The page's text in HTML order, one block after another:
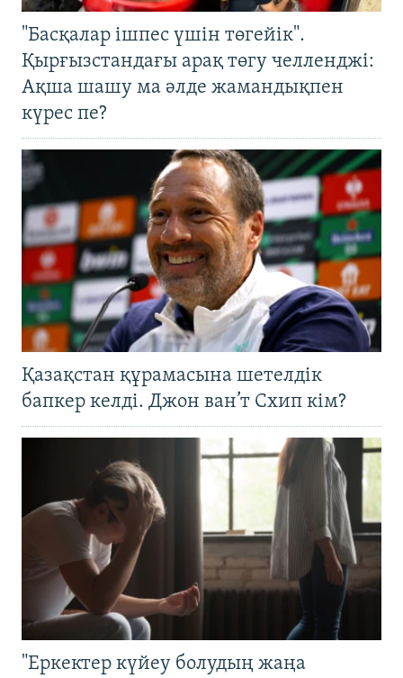
"Басқалар ішпес үшін төгейік".
Қырғызстандағы арақ төгу челленджі:
Ақша шашу ма әлде жамандықпен
күрес пе?
Қазақстан құрамасына шетелдік
бапкер келді. Джон ван’т Схип кім?
"Еркектер күйеу болудың жаңа